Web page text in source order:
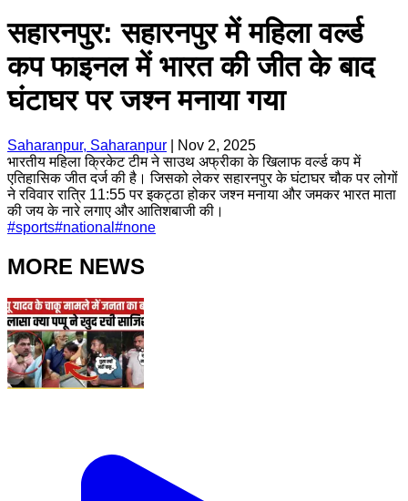
सहारनपुर: सहारनपुर में महिला वर्ल्ड
कप फाइनल में भारत की जीत के बाद
घंटाघर पर जश्न मनाया गया
Saharanpur, Saharanpur
Nov 2, 2025
भारतीय महिला क्रिकेट टीम ने साउथ अफ्रीका के खिलाफ वर्ल्ड कप में
एतिहासिक जीत दर्ज की है। जिसको लेकर सहारनपुर के घंटाघर चौक पर लोगों
ने रविवार रात्रि 11:55 पर इकट्ठा होकर जश्न मनाया और जमकर भारत माता
की जय के नारे लगाए और आतिशबाजी की।
#sports#national #none
MORE NEWS